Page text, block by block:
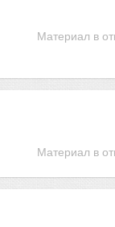
Материал в
Материал в